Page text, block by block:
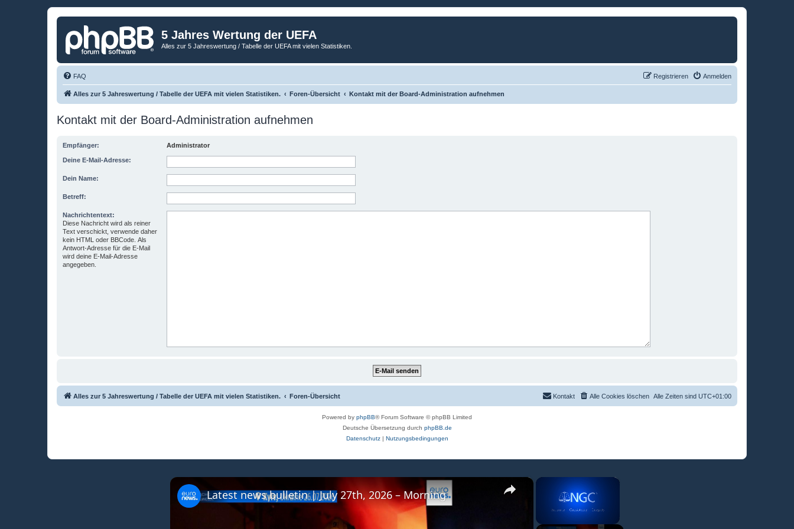
5 Jahres Wertung der UEFA
Alles zur 5 Jahreswertung / Tabelle der UEFA mit vielen Statistiken.
FAQ Anmelden
Registrieren
Alles zur 5 Jahreswertung / Tabelle der UEFA mit vielen Statistiken. Foren-Übersicht Kontakt mit der Board-Administration aufnehmen
Kontakt mit der Board-Administration aufnehmen
Empfänger: Administrator
Deine E-Mail-Adresse:
Dein Name:
Betreff:
Nachrichtentext:
Diese Nachricht wird als reiner
Text verschickt, verwende daher
kein HTML oder BBCode. Als
Antwort-Adresse für die E-Mail
wird deine E-Mail-Adresse
angegeben.
Alles zur 5 Jahreswertung / Tabelle der UEFA mit vielen Statistiken. Foren-Übersicht Alle Zeiten sind UTC+01:00
Alle Cookies löschen
Kontakt
Powered by phpBB® Forum Software © phpBB Limited
Deutsche Übersetzung durch phpBB.de
Datenschutz| Nutzungsbedingungen
×
×
Latest news bulletin | July 27th, 2026 – Morning